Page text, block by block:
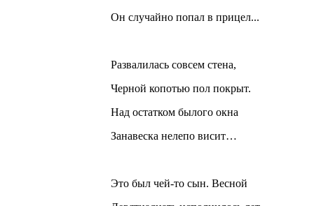
Он случайно попал в прицел...
Развалилась совсем стена,
Черной копотью пол покрыт.
Над остатком былого окна
Занавеска нелепо висит…
Это был чей-то сын. Весной